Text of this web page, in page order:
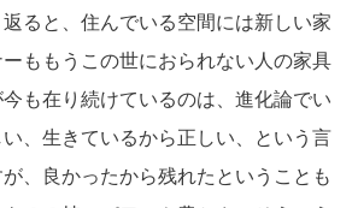
ると、住んでいる空間には新しい家
ももうこの世におられない人の家具
も在り続けているのは、進化論でい
、生きているから正しい、という言
、良かったから残れたということも